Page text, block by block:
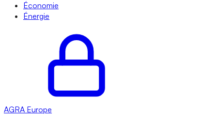
Économie
Énergie
AGRA Europe